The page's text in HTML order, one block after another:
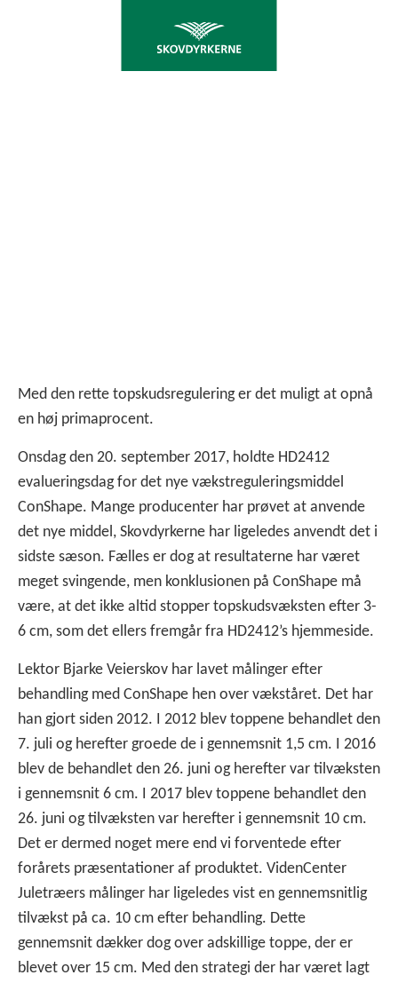
Med den rette topskudsregulering er det muligt at opnå
en høj primaprocent.
Onsdag den 20. september 2017, holdte HD2412
evalueringsdag for det nye vækstreguleringsmiddel
ConShape. Mange producenter har prøvet at anvende
det nye middel, Skovdyrkerne har ligeledes anvendt det i
sidste sæson. Fælles er dog at resultaterne har været
meget svingende, men konklusionen på ConShape må
være, at det ikke altid stopper topskudsvæksten efter 3-
6 cm, som det ellers fremgår fra HD2412’s hjemmeside.
Lektor Bjarke Veierskov har lavet målinger efter
behandling med ConShape hen over vækståret. Det har
han gjort siden 2012. I 2012 blev toppene behandlet den
7. juli og herefter groede de i gennemsnit 1,5 cm. I 2016
blev de behandlet den 26. juni og herefter var tilvæksten
i gennemsnit 6 cm. I 2017 blev toppene behandlet den
26. juni og tilvæksten var herefter i gennemsnit 10 cm.
Det er dermed noget mere end vi forventede efter
forårets præsentationer af produktet. VidenCenter
Juletræers målinger har ligeledes vist en gennemsnitlig
tilvækst på ca. 10 cm efter behandling. Dette
gennemsnit dækker dog over adskillige toppe, der er
blevet over 15 cm. Med den strategi der har været lagt